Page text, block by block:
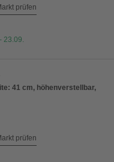
prüfen
23.09.
41 cm, höhenverstellbar,
prüfen